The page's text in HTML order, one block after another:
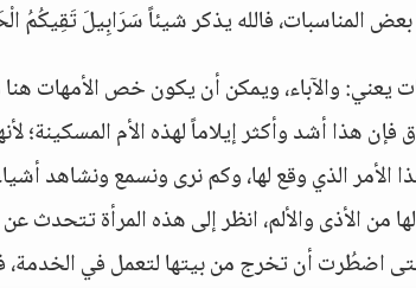
المناسبات، فالله يذكر شيئاً سَرَابِيلَ تَقِيكُمُ
يعني: والآباء، ويمكن أن يكون خص الأمهات هنا
هذا أشد وأكثر إيلاماً لهذه الأم المسكينة؛
الذي وقع لها، وكم نرى ونسمع ونشاهد
من الأذى والألم، انظر إلى هذه المرأة تتحدث
اضطُرت أن تخرج من بيتها لتعمل في الخدمة،